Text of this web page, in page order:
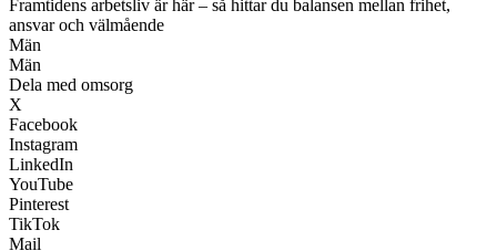
Framtidens arbetsliv är här – så hittar du balansen mellan frihet,
ansvar och välmående
Män
Män
Dela med omsorg
X
Facebook
Instagram
LinkedIn
YouTube
Pinterest
TikTok
Mail